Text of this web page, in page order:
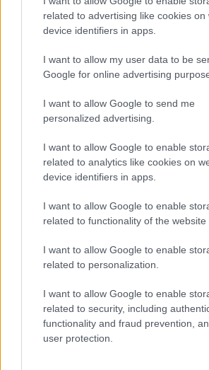
related to advertising like cookies on
device identifiers in apps.
I want to allow my user data to be
Google for online advertising
I want to allow Google to send me
personalized advertising.
I want to allow Google to enable
related to analytics like cookies on
device identifiers in apps.
I want to allow Google to enable
related to functionality of the website
I want to allow Google to enable
related to personalization.
I want to allow Google to enable
related to security, including
functionality and fraud prevention,
user protection.
NL Newz